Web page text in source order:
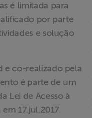
é limitada para
por parte
e solução
e co-realizado pela
é parte de um
Lei de Acesso à
17.jul.2017.